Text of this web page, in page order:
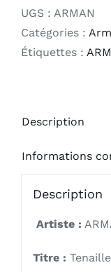
UGS : ARMAN
Catégories :
Étiquettes :
Description
Informations
Description
Artiste :
Titre :